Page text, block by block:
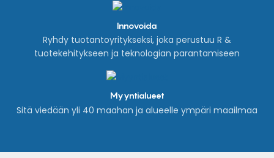
Innovoida
Ryhdy tuotantoyritykseksi, joka perustuu R &
tuotekehitykseen ja teknologian parantamiseen
Myyntialueet
Sitä viedään yli 40 maahan ja alueelle ympäri maailmaa